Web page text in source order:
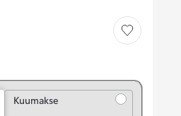
Salvesta
Kuumakse